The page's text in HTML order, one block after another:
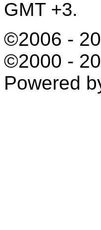
GMT +3.
©2006 -
©2000 -
Powered